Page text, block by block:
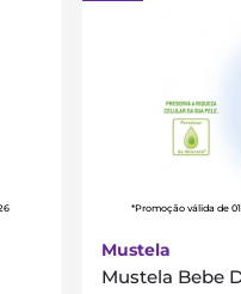
*Promoção válida de
Mustela
Mustela Bebe